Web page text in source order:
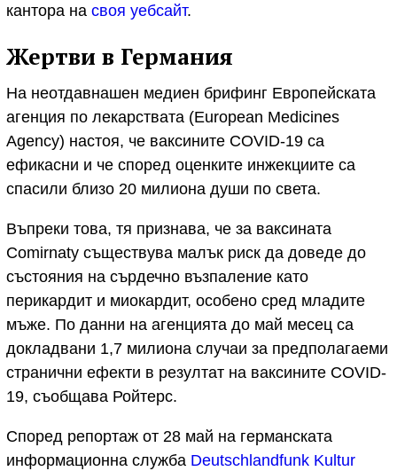
кантора на своя уебсайт.
Жертви в Германия
На неотдавнашен медиен брифинг Европейската
агенция по лекарствата (European Medicines
Agency) настоя, че ваксините COVID-19 са
ефикасни и че според оценките инжекциите са
спасили близо 20 милиона души по света.
Въпреки това, тя признава, че за ваксината
Comirnaty съществува малък риск да доведе до
състояния на сърдечно възпаление като
перикардит и миокардит, особено сред младите
мъже. По данни на агенцията до май месец са
докладвани 1,7 милиона случаи за предполагаеми
странични ефекти в резултат на ваксините COVID-
19, съобщава Ройтерс.
Според репортаж от 28 май на германската
информационна служба Deutschlandfunk Kultur